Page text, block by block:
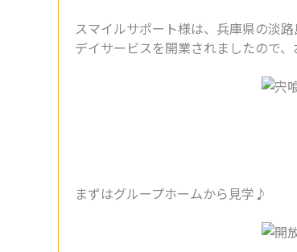
スマイルサポート様は、兵庫県の淡
デイサービスを開業されましたので
まずはグループホームから見学♪